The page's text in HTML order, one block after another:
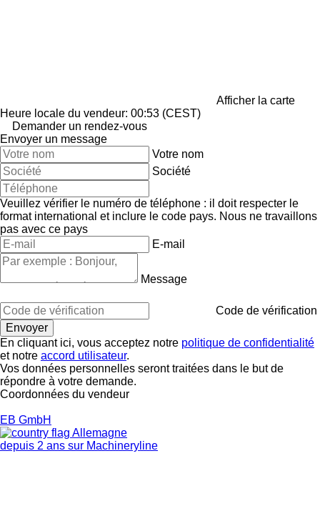
Afficher la carte
Heure locale du vendeur: 00:53 (CEST)
Demander un rendez-vous
Envoyer un message
Votre nom
Société
Veuillez vérifier le numéro de téléphone : il doit respecter le
format international et inclure le code pays. Nous ne travaillons
pas avec ce pays
E-mail
Message
Code de vérification
En cliquant ici, vous acceptez notre politique de confidentialité
et notre accord utilisateur.
Vos données personnelles seront traitées dans le but de
répondre à votre demande.
Coordonnées du vendeur
EB GmbH
Allemagne
depuis 2 ans sur Machineryline